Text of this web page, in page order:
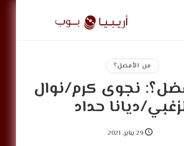
أريبيا
بوب
ArabiaPopمن الأفضل؟
نجوى كرم/نوال
ديانا حداد
29 يناير, 2021